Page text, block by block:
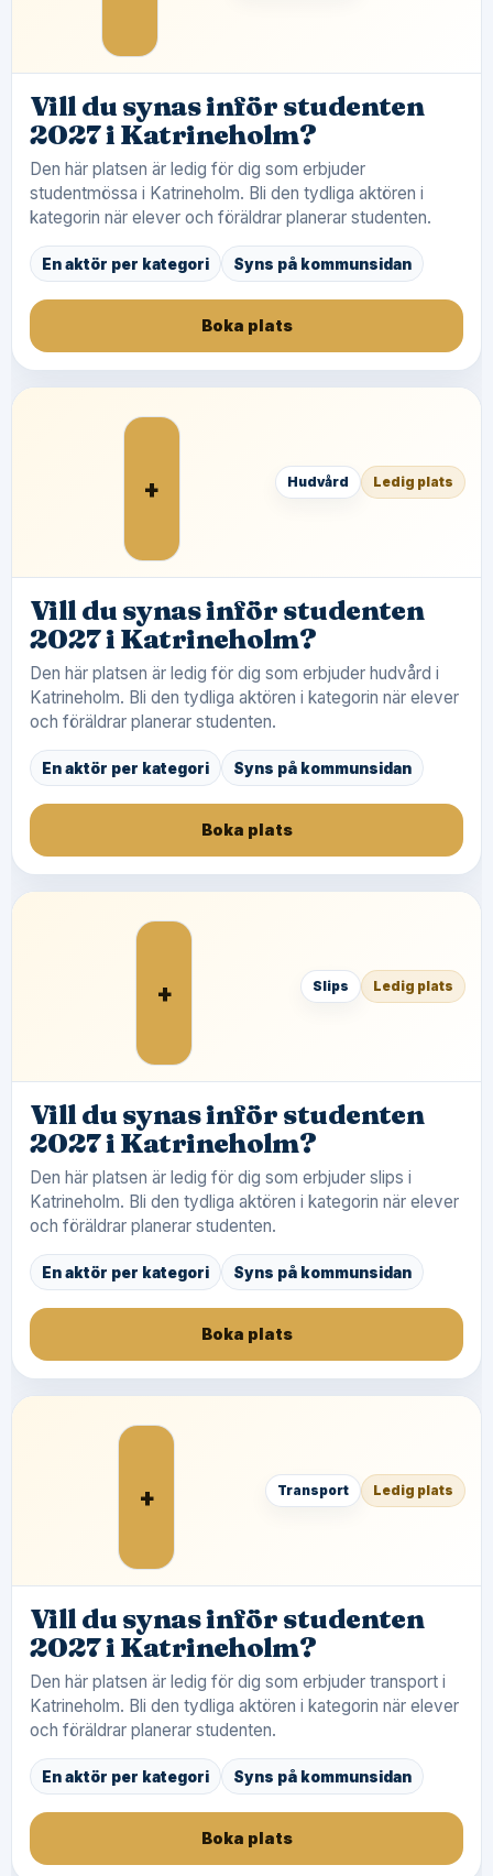
Vill du synas inför studenten
2027 i Katrineholm?
Den här platsen är ledig för dig som erbjuder
studentmössa i Katrineholm. Bli den tydliga aktören i
kategorin när elever och föräldrar planerar studenten.
En aktör per kategori Syns på kommunsidan
Boka plats
+ Hudvård Ledig plats
Vill du synas inför studenten
2027 i Katrineholm?
Den här platsen är ledig för dig som erbjuder hudvård i
Katrineholm. Bli den tydliga aktören i kategorin när elever
och föräldrar planerar studenten.
En aktör per kategori Syns på kommunsidan
Boka plats
+ Slips Ledig plats
Vill du synas inför studenten
2027 i Katrineholm?
Den här platsen är ledig för dig som erbjuder slips i
Katrineholm. Bli den tydliga aktören i kategorin när elever
och föräldrar planerar studenten.
En aktör per kategori Syns på kommunsidan
Boka plats
+ Transport Ledig plats
Vill du synas inför studenten
2027 i Katrineholm?
Den här platsen är ledig för dig som erbjuder transport i
Katrineholm. Bli den tydliga aktören i kategorin när elever
och föräldrar planerar studenten.
En aktör per kategori Syns på kommunsidan
Boka plats